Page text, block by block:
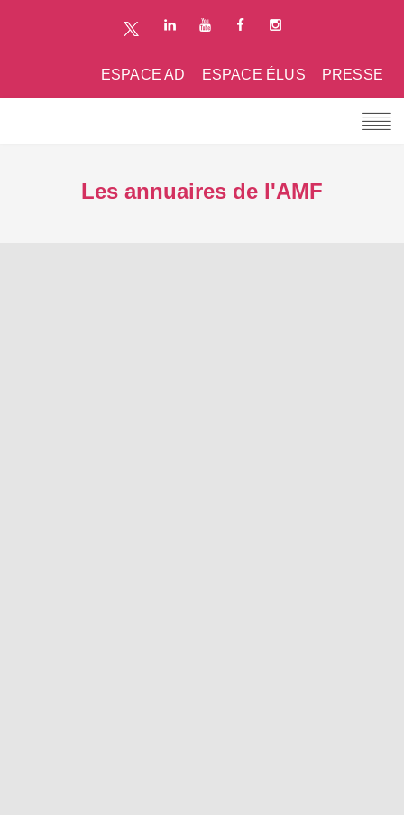
PRESSE
ESPACE ÉLUS
ESPACE AD
Les annuaires de l'AMF